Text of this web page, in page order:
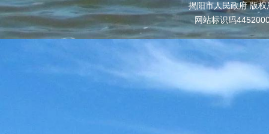
揭阳市人民政府 版
网站标识码